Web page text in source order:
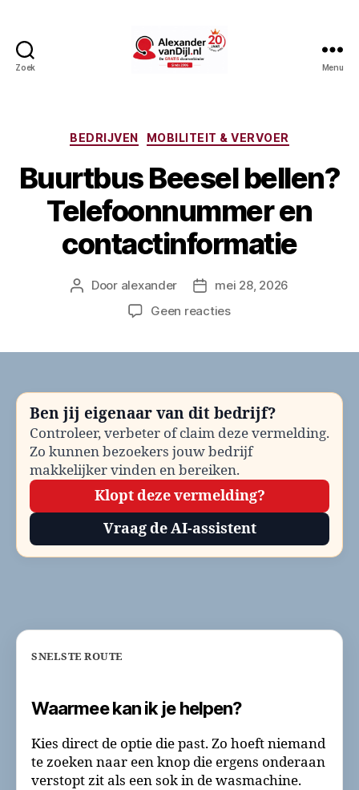
Zoek Menu
Categorieën
BEDRIJVEN MOBILITEIT & VERVOER
Buurtbus Beesel bellen?
Telefoonnummer en
contactinformatie
Berichtauteur
Door alexander Berichtdatum
mei 28, 2026
Geen reactiesop
en
contactinformatie
Ben jij eigenaar van dit bedrijf?
Controleer, verbeter of claim deze vermelding.
Zo kunnen bezoekers jouw bedrijf
makkelijker vinden en bereiken.
Klopt deze vermelding?
Vraag de AI-assistent
SNELSTE ROUTE
Waarmee kan ik je helpen?
Kies direct de optie die past. Zo hoeft niemand
te zoeken naar een knop die ergens onderaan
verstopt zit als een sok in de wasmachine.